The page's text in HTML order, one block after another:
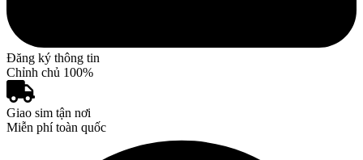
Đăng ký thông tin
Chỉnh chủ 100%
Giao sim tận nơi
Miễn phí toàn quốc